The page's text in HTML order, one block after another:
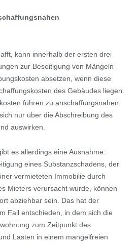
nahen
kann innerhalb der ersten drei
zur Beseitigung von Mängeln
absetzen, wenn diese
des Gebäudes liegen.
führen zu anschaffungsnahen
nur über die Abschreibung des
auswirken.
es allerdings eine Ausnahme:
eines Substanzschadens, der
vermieteten Immobilie durch
Mieters verursacht wurde, können
abziehbar sein. Das hat der
Fall entschieden, in dem sich die
zum Zeitpunkt des
Lasten in einem mangelfreien